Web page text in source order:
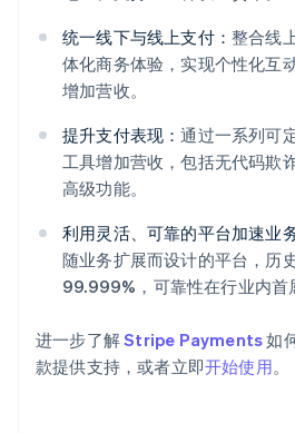
统一线下与线上支付： 整合线
体化商务体验，实现个性化互
增加营收。
提升支付表现：通过一系列可
工具增加营收，包括无代码欺
高级功能。
利用灵活、可靠的平台加速业
随业务扩展而设计的平台，历
99.999%，可靠性在行业内首
进一步了解Stripe Payments如
款提供支持，或者立即开始使用。
English
爱尔兰
English
爱沙尼亚
English
奥地利
Deutsch English
澳大利亚
巴西
PortuguêsEnglish
保加利亚